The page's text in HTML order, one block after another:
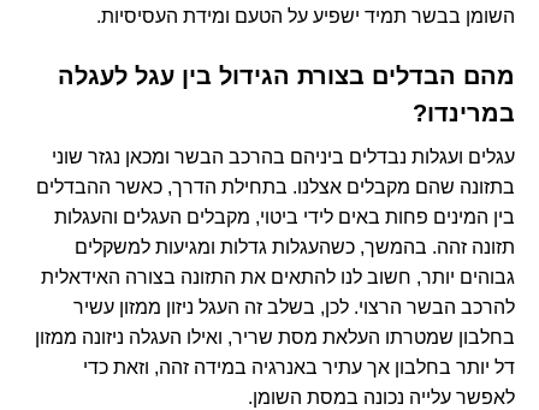
השומן בבשר תמיד ישפיע על הטעם ומידת העסיסיות.
מהם הבדלים בצורת הגידול בין עגל לעגלה
במרינדו?
עגלים ועגלות נבדלים ביניהם בהרכב הבשר ומכאן נגזר שוני
בתזונה שהם מקבלים אצלנו. בתחילת הדרך, כאשר ההבדלים
בין המינים פחות באים לידי ביטוי, מקבלים העגלים והעגלות
תזונה זהה. בהמשך, כשהעגלות גדלות ומגיעות למשקלים
גבוהים יותר, חשוב לנו להתאים את התזונה בצורה האידאלית
להרכב הבשר הרצוי. לכן, בשלב זה העגל ניזון ממזון עשיר
בחלבון שמטרתו העלאת מסת שריר, ואילו העגלה ניזונה ממזון
דל יותר בחלבון אך עתיר באנרגיה במידה זהה, וזאת כדי
לאפשר עלייה נכונה במסת השומן.